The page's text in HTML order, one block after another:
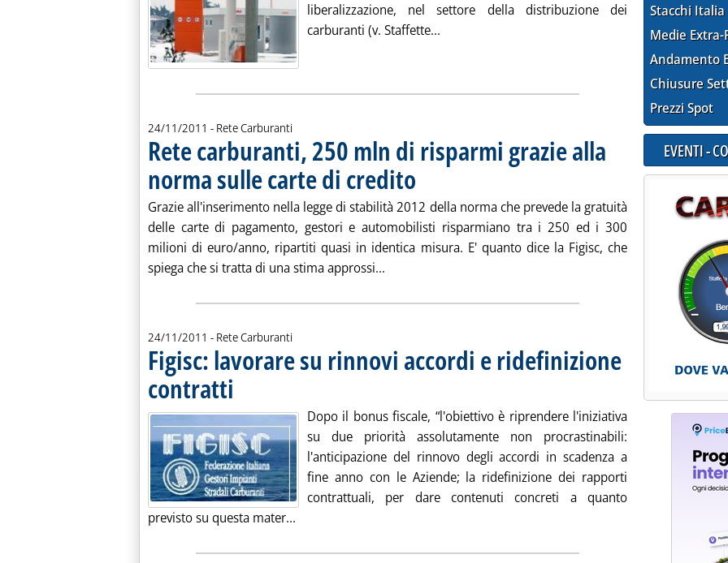
liberalizzazione, nel settore della distribuzione dei
carburanti (v. Staffette... Leggi tutta la notizia: 'Carburanti, Assopetroli
24/11/2011 - Rete Carburanti
Rete carburanti, 250 mln di risparmi grazie alla
norma sulle carte di credito . Pubblicata giovedì 24 novembre 2011 alle 14.54.
Grazie all'inserimento nella legge di stabilità 2012 della norma che prevede la gratuità
delle carte di pagamento, gestori e automobilisti risparmiano tra i 250 ed i 300
milioni di euro/anno, ripartiti quasi in identica misura. E' quanto dice la Figisc, che
spiega che si tratta di una stima approssi... Leggi tutta la notizia: 'Rete carburanti, 250 mln di
24/11/2011 - Rete Carburanti
Figisc: lavorare su rinnovi accordi e ridefinizione
contratti
Dopo il bonus fiscale, “l'obiettivo è riprendere l'iniziativa
su due priorità assolutamente non procrastinabili:
l'anticipazione del rinnovo degli accordi in scadenza a
fine anno con le Aziende; la ridefinizione dei rapporti
contrattuali, per dare contenuti concreti a quanto
previsto su questa mater... Leggi tutta la notizia: 'Figisc: lavorare su rinnovi accordi e ridefinizione
Stacchi Italia
Medie Extra-
Andamento
Chiusure
Prezzi Spot
EVENTI -